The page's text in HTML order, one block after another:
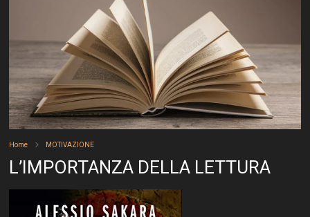
Home MOTIVAZIONE
L’IMPORTANZA DELLA LETTURA